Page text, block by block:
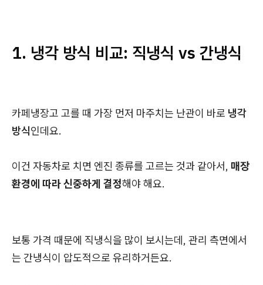
1. 냉각 방식 비교: 직냉식 vs 간냉식
카페냉장고 고를 때 가장 먼저 마주치는 난관이 바로 냉각
방식인데요.
이건 자동차로 치면 엔진 종류를 고르는 것과 같아서, 매장
환경에 따라 신중하게 결정해야 해요.
보통 가격 때문에 직냉식을 많이 보시는데, 관리 측면에서
는 간냉식이 압도적으로 유리하거든요.